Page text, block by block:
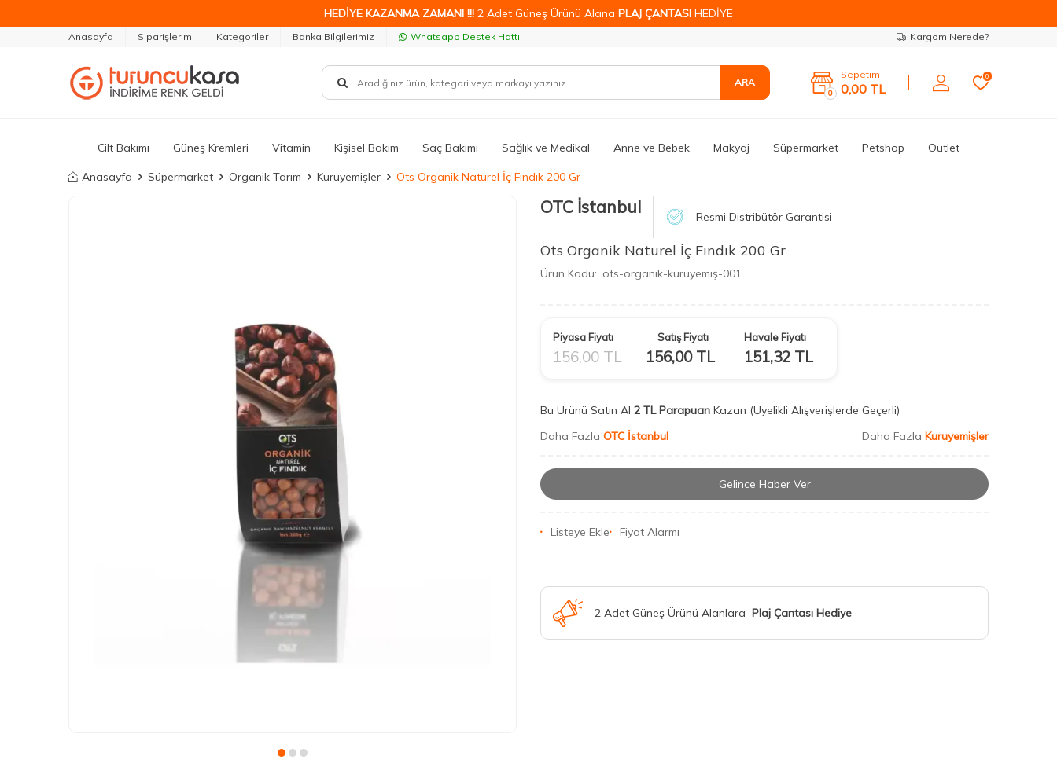
HEDİYE KAZANMA ZAMANI !!! 2 Adet Güneş Ürünü Alana PLAJ ÇANTASI HEDİYE
Anasayfa Siparişlerim Kategoriler Banka Bilgilerimiz Whatsapp Destek Hattı Kargom Nerede?
ARA
0
Sepetim
0,00 TL
0
Cilt Bakımı Güneş Kremleri Vitamin Kişisel Bakım Saç Bakımı Sağlık ve Medikal Anne ve Bebek Makyaj Süpermarket Petshop Outlet
Anasayfa Süpermarket Organik Tarım Kuruyemişler Ots Organik Naturel İç Fındık 200 Gr
OTC İstanbul Resmi Distribütör Garantisi
Ots Organik Naturel İç Fındık 200 Gr
Ürün Kodu: ots-organik-kuruyemiş-001
Piyasa Fiyatı
156,00TL
Satış Fiyatı
156,00TL
Havale Fiyatı
151,32 TL
Bu Ürünü Satın Al 2 TL Parapuan Kazan (Üyelikli Alışverişlerde Geçerli)
Daha Fazla OTC İstanbul Daha Fazla Kuruyemişler
Gelince Haber Ver
Listeye Ekle Fiyat Alarmı
2 Adet Güneş Ürünü Alanlara Plaj Çantası Hediye